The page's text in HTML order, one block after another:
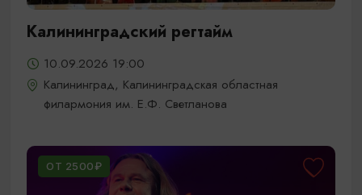
Калининградский регтайм
10.09.2026 19:00
Калининград, Калининградская областная
филармония им. Е.Ф. Светланова
ОТ 2500₽